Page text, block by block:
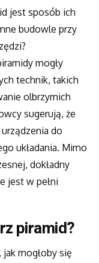
jest sposób ich
budowle przy
mogły
technik, takich
olbrzymich
sugerują, że
do
układania. Mimo
dokładny
jest w pełni
piramid?
mogłoby się